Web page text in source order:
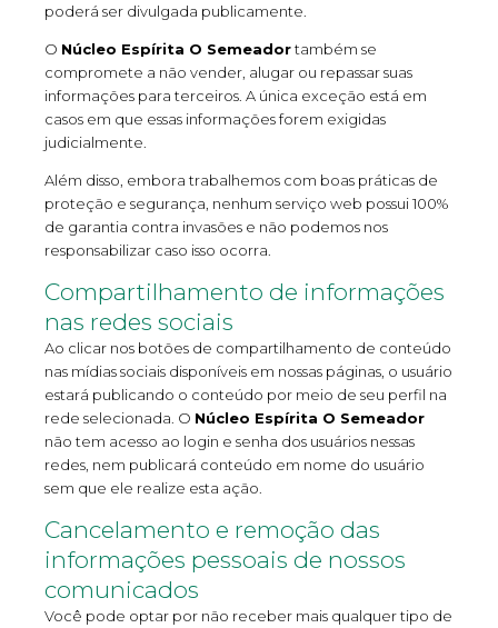
poderá ser divulgada publicamente.
O Núcleo Espírita O Semeadortambém se
compromete a não vender, alugar ou repassar suas
informações para terceiros. A única exceção está em
casos em que essas informações forem exigidas
judicialmente.
Além disso, embora trabalhemos com boas práticas de
proteção e segurança, nenhum serviço web possui 100%
de garantia contra invasões e não podemos nos
responsabilizar caso isso ocorra.
Compartilhamento de informações
nas redes sociais
Ao clicar nos botões de compartilhamento de conteúdo
nas mídias sociais disponíveis em nossas páginas, o usuário
estará publicando o conteúdo por meio de seu perfil na
rede selecionada. O Núcleo Espírita O Semeador
não tem acesso ao login e senha dos usuários nessas
redes, nem publicará conteúdo em nome do usuário
sem que ele realize esta ação.
Cancelamento e remoção das
informações pessoais de nossos
comunicados
Você pode optar por não receber mais qualquer tipo de